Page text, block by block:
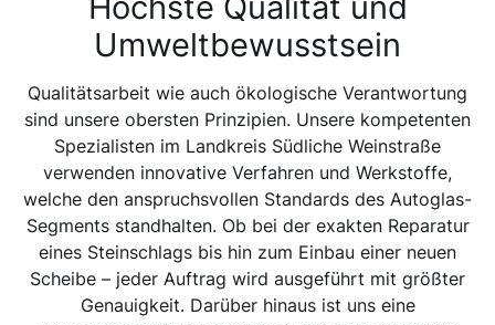
Umweltbewusstsein
Qualitätsarbeit wie auch ökologische Verantwortung
sind unsere obersten Prinzipien. Unsere kompetenten
Spezialisten im Landkreis Südliche Weinstraße
verwenden innovative Verfahren und Werkstoffe,
welche den anspruchsvollen Standards des Autoglas-
Segments standhalten. Ob bei der exakten Reparatur
eines Steinschlags bis hin zum Einbau einer neuen
Scheibe – jeder Auftrag wird ausgeführt mit größter
Genauigkeit. Darüber hinaus ist uns eine